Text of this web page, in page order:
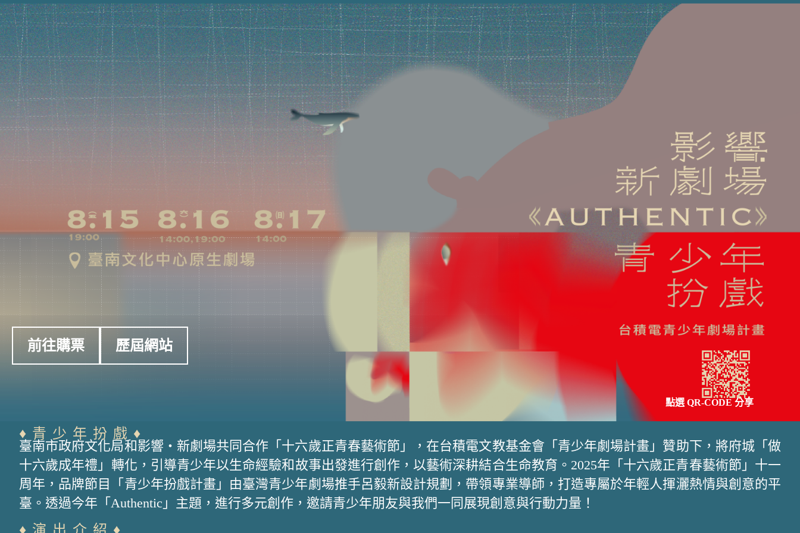
前往購票 歷屆網站
點選 QR-CODE 分享
♦︎青少年扮戲♦︎
臺南市政府文化局和影響・新劇場共同合作「十六歲正青春藝術節」，在台積電文教基金會「青少年劇場計畫」贊助下，將府城「做
十六歲成年禮」轉化，引導青少年以生命經驗和故事出發進行創作，以藝術深耕結合生命教育。2025年「十六歲正青春藝術節」十一
周年，品牌節目「青少年扮戲計畫」由臺灣青少年劇場推手呂毅新設計規劃，帶領專業導師，打造專屬於年輕人揮灑熱情與創意的平
臺。透過今年「Authentic」主題，進行多元創作，邀請青少年朋友與我們一同展現創意與行動力量！
♦︎演出介紹♦︎